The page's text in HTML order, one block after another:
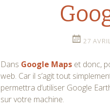
27
Dans Google Maps et donc,
web. Car il s’agit tout
permettra d’utiliser Google
sur votre machine.